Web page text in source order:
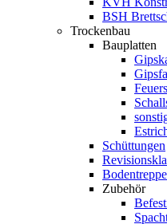
BSH
Trockenbau
Bauplatten
Schüttungen
Zubehör